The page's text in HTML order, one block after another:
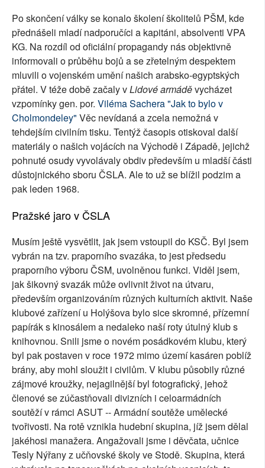
Po skončení války se konalo školení školitelů PŠM, kde
přednášeli mladí nadporučíci a kapitáni, absolventi VPA
KG. Na rozdíl od oficiální propagandy nás objektivně
informovali o průběhu bojů a se zřetelným despektem
mluvili o vojenském umění našich arabsko-egyptských
přátel. V téže době začaly vLidové armáděvycházet
vzpomínky gen. por. Viléma Sachera"Jak to bylo v
Cholmondeley" Věc nevídaná a zcela nemožná v
tehdejším civilním tisku. Tentýž časopis otiskoval další
materiály o našich vojácích na Východě i Západě, jejichž
pohnuté osudy vyvolávaly obdiv především u mladší části
důstojnického sboru ČSLA. Ale to už se blížil podzim a
pak leden 1968.
Pražské jaro v ČSLA
Musím ještě vysvětlit, jak jsem vstoupil do KSČ. Byl jsem
vybrán na tzv. praporního svazáka, to jest předsedu
praporního výboru ČSM, uvolněnou funkci. Viděl jsem,
jak šikovný svazák může ovlivnit život na útvaru,
především organizováním různých kulturních aktivit. Naše
klubové zařízení u Holýšova bylo sice skromné, přízemní
papírák s kinosálem a nedaleko naší roty útulný klub s
knihovnou. Snili jsme o novém posádkovém klubu, který
byl pak postaven v roce 1972 mimo území kasáren poblíž
brány, aby mohl sloužit i civilům. V klubu působily různé
zájmové kroužky, nejagilnější byl fotografický, jehož
členové se zúčastňovali divizních i celoarmádních
soutěží v rámci ASUT -- Armádní soutěže umělecké
tvořivosti. Na rotě vznikla hudební skupina, jíž jsem dělal
jakéhosi manažera. Angažovali jsme i děvčata, učnice
Tesly Nýřany z učňovské školy ve Stodě. Skupina, která